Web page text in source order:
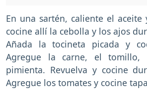
En una sartén, caliente el
cocine allí la cebolla y los ajos
Añada la tocineta picada y
Agregue la carne, el
pimienta. Revuelva y cocine
Agregue los tomates y cocine